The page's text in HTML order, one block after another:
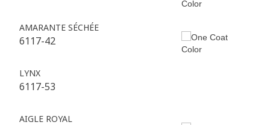
AMARANTE SÉCHÉE
6117-42
LYNX
6117-53
AIGLE ROYAL